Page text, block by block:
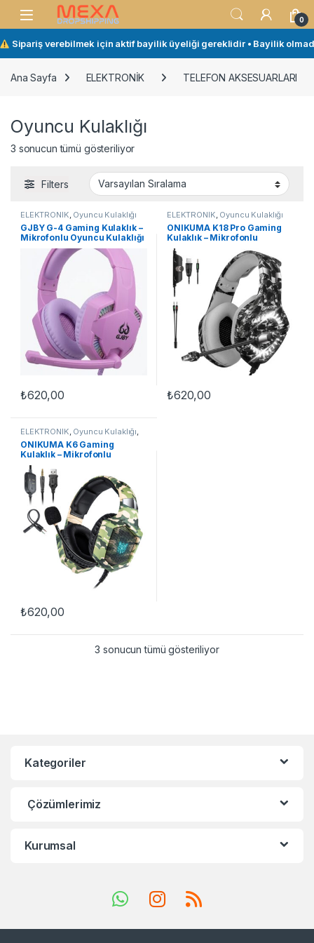
Skip to navigation
Skip to content
Open 0
Sipariş verebilmek için aktif bayilik üyeliği gereklidir • Bayilik
Ana Sayfa ELEKTRONİK TELEFON AKSESUARLARI
Oyuncu Kulaklığı
3 sonucun tümü gösteriliyor
Filters
ELEKTRONİK, Oyuncu Kulaklığı
GJBY G-4 Gaming Kulaklık –
Mikrofonlu Oyuncu Kulaklığı
(Pembe)
₺620,00
ELEKTRONİK, Oyuncu Kulaklığı
ONIKUMA K18 Pro Gaming
Kulaklık – Mikrofonlu
Profesyonel Oyuncu
Kulaklığı
₺620,00
ELEKTRONİK, Oyuncu Kulaklığı,
TELEFON AKSESUARLARI
ONIKUMA K6 Gaming
Kulaklık – Mikrofonlu
Profesyonel Oyuncu
Kulaklığı (Kamuflaj)
₺620,00
3 sonucun tümü gösteriliyor
Kategoriler
Çözümlerimiz
Kurumsal